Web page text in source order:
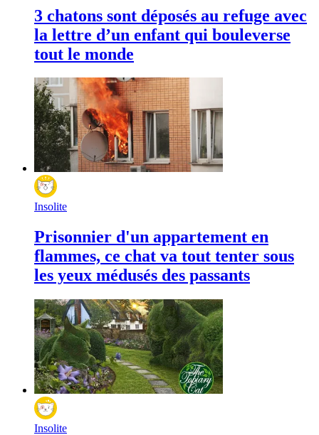
3 chatons sont déposés au refuge avec
la lettre d’un enfant qui bouleverse
tout le monde
Insolite
Prisonnier d'un appartement en
flammes, ce chat va tout tenter sous
les yeux médusés des passants
Insolite